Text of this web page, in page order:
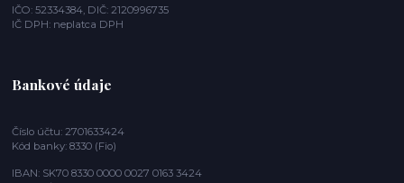
IČO: 52334384, DIČ: 2120996735
IČ DPH: neplatca DPH
Bankové údaje
Číslo účtu: 2701633424
Kód banky: 8330 (Fio)
IBAN: SK70 8330 0000 0027 0163 3424